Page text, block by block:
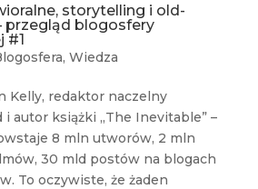
storytelling i old-
przegląd blogosfery
#1
, Wiedza
Kelly, redaktor naczelny
i autor książki „The Inevitable” –
8 mln utworów, 2 mln
30 mld postów na blogach
To oczywiste, że żaden